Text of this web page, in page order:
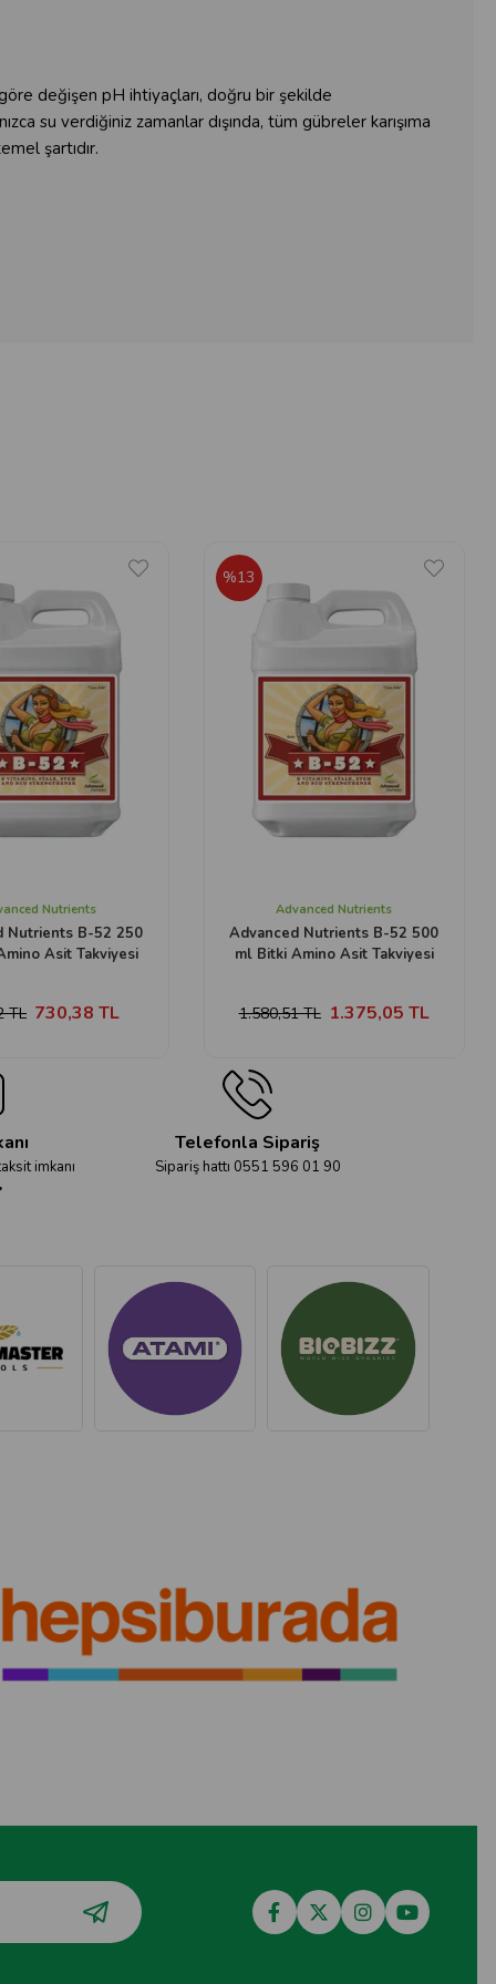
değişen pH ihtiyaçları, doğru bir şekilde
su verdiğiniz zamanlar dışında, tüm gübreler karışıma
şartıdır.
Nutrients
Nutrients B-52 250
Asit Takviyesi
730,38 TL
TL
Advanced Nutrients
Advanced Nutrients B-52 500
ml Bitki Amino Asit Takviyesi
1.375,05 TL
1.580,51 TL
%13
imkanı
Telefonla Sipariş
Sipariş hattı 0551 596 01 90